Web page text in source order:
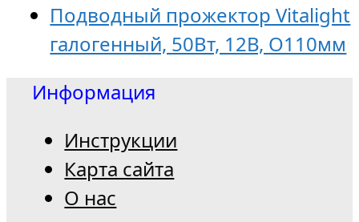
Подводный прожектор Vitalight
галогенный, 50Вт, 12В, O110мм
Информация
Инструкции
Карта сайта
О нас